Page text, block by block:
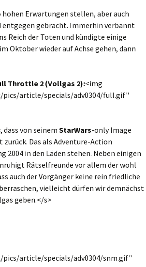
hohen Erwartungen stellen, aber auch
entgegen gebracht. Immerhin verbannt
Reich der Toten und kündigte einige
Oktober wieder auf Achse gehen, dann
Throttle 2 (Vollgas 2):<img
article/specials/adv0304/full.gif"
, dass von seinem StarWars-only Image
Das als Adventure-Action
2004 in den Läden stehen. Neben einigen
Rätselfreunde vor allem der wohl
auch der Vorgänger keine rein friedliche
vielleicht dürfen wir demnächst
geben.</s>
article/specials/adv0304/snm.gif"